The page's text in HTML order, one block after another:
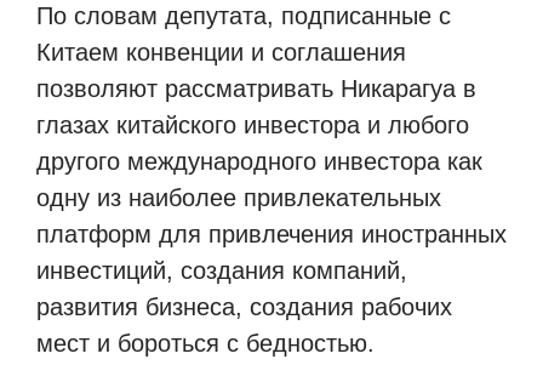
По словам депутата, подписанные с
Китаем конвенции и соглашения
позволяют рассматривать Никарагуа в
глазах китайского инвестора и любого
другого международного инвестора как
одну из наиболее привлекательных
платформ для привлечения иностранных
инвестиций, создания компаний,
развития бизнеса, создания рабочих
мест и бороться с бедностью.